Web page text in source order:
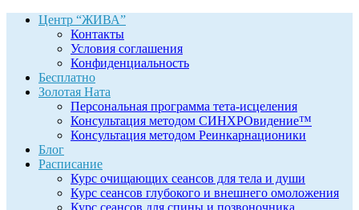
Центр “ЖИВА”
Контакты
Условия соглашения
Конфиденциальность
Бесплатно
Золотая Ната
Персональная программа тета-исцеления
Консультация методом СИНХРОвидение™
Консультация методом Реинкарнационики
Блог
Расписание
Курс очищающих сеансов для тела и души
Курс сеансов глубокого и внешнего омоложения
Курс сеансов для спины и позвоночника